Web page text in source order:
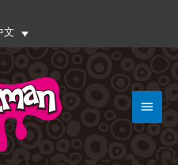
文
Main